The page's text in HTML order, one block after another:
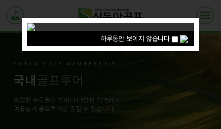
하루동안 보이지 않습니다